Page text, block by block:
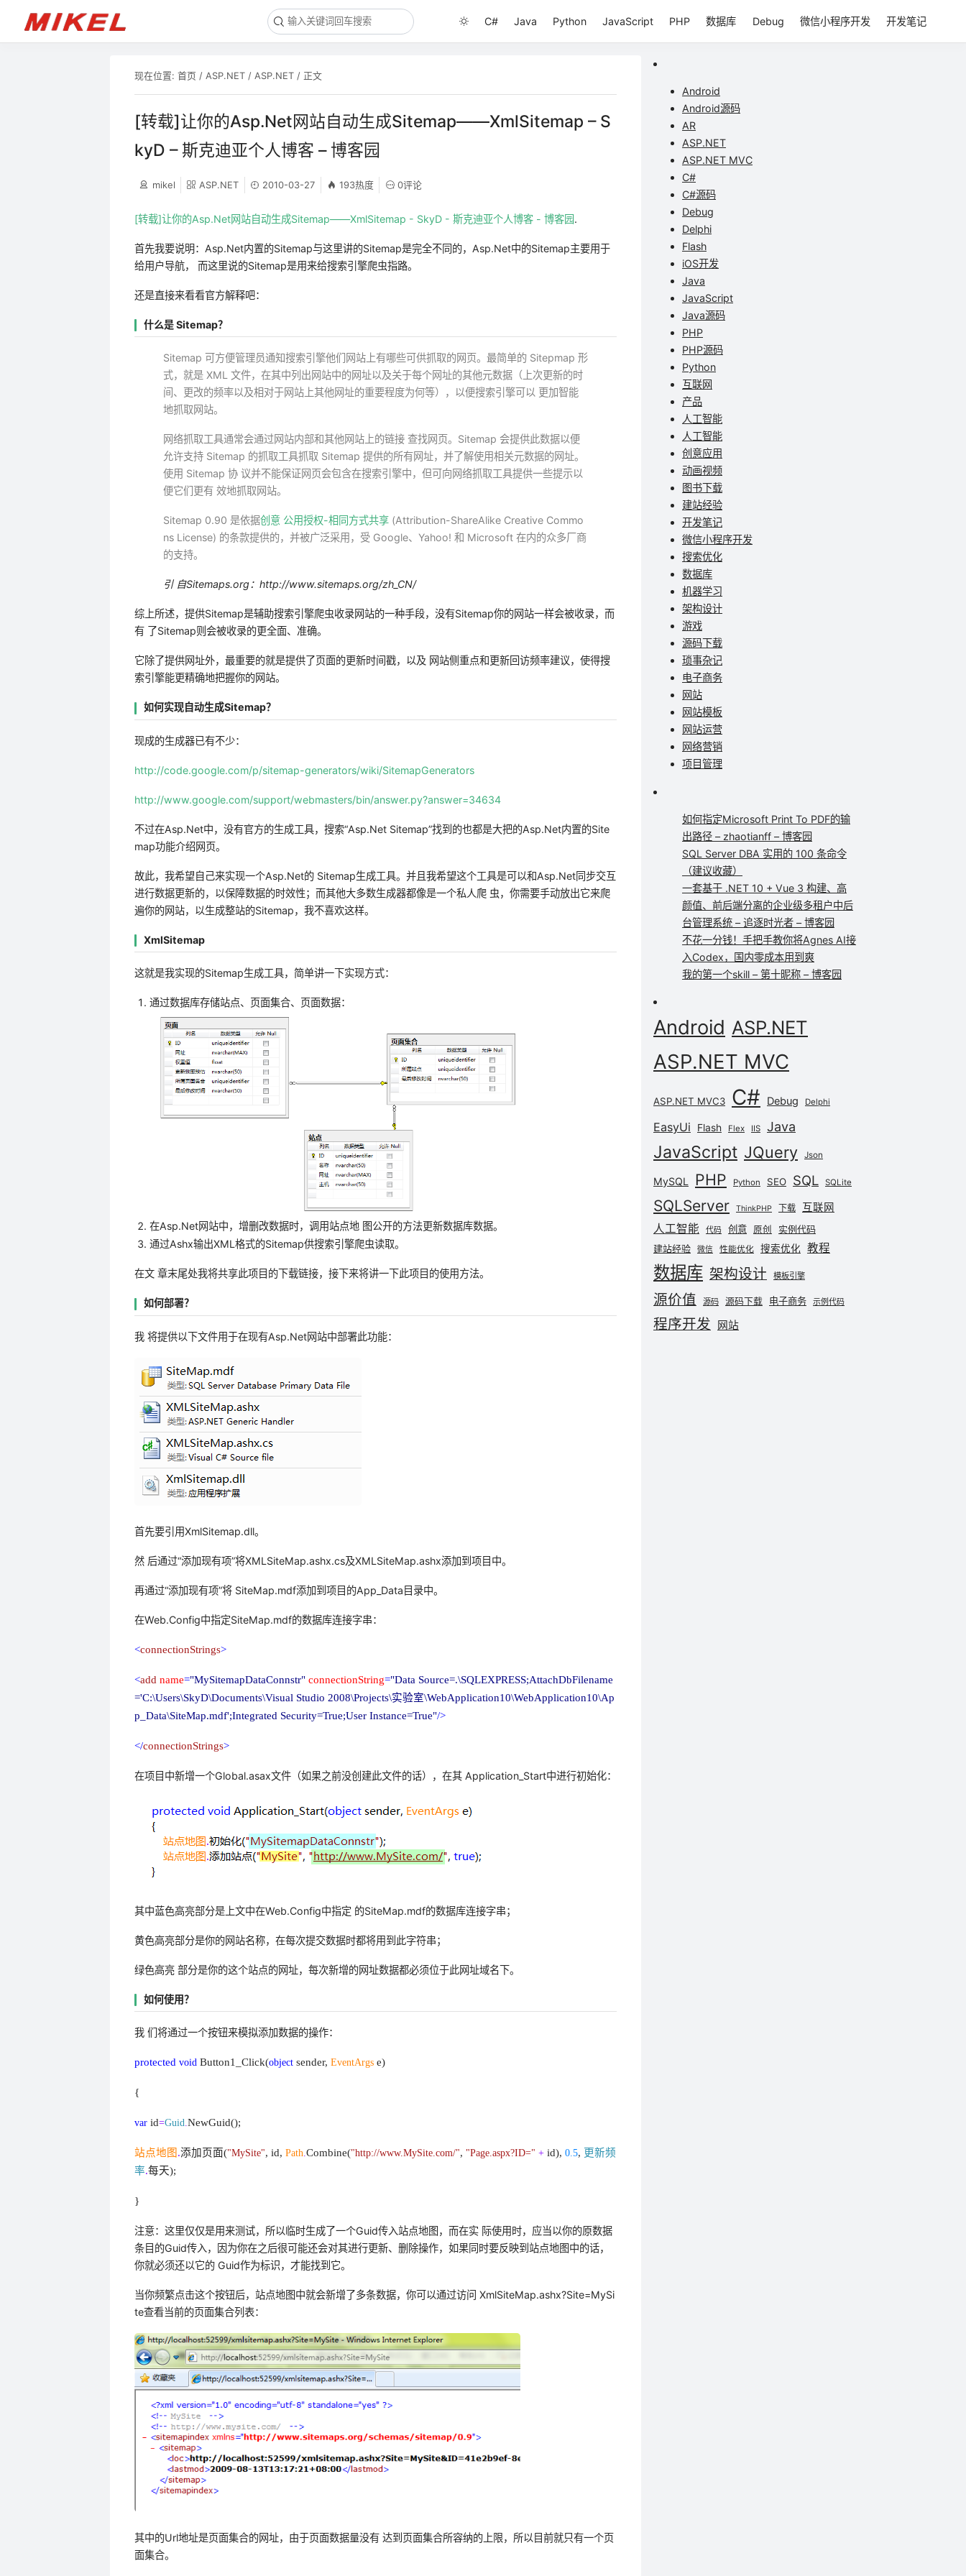
C# Java Python JavaScript PHP 数据库 Debug 微信小程序开发 开发笔记
现在位置: 首页 / ASP.NET/ ASP.NET/ 正文
[转载]让你的Asp.Net网站自动生成Sitemap——XmlSitemap – S
kyD – 斯克迪亚个人博客 – 博客园
mikel ASP.NET 2010-03-27 193热度 0评论
[转载]让你的Asp.Net网站自动生成Sitemap——XmlSitemap - SkyD - 斯克迪亚个人博客 - 博客园.
首先我要说明：Asp.Net内置的Sitemap与这里讲的Sitemap是完全不同的，Asp.Net中的Sitemap主要用于
给用户导航， 而这里说的Sitemap是用来给搜索引擎爬虫指路。
还是直接来看看官方解释吧：
什么是 Sitemap？
Sitemap 可方便管理员通知搜索引擎他们网站上有哪些可供抓取的网页。最简单的 Sitepmap 形
式，就是 XML 文件，在其中列出网站中的网址以及关于每个网址的其他元数据（上次更新的时
间、更改的频率以及相对于网站上其他网址的重要程度为何等），以便搜索引擎可以 更加智能
地抓取网站。
网络抓取工具通常会通过网站内部和其他网站上的链接 查找网页。Sitemap 会提供此数据以便
允许支持 Sitemap 的抓取工具抓取 Sitemap 提供的所有网址，并了解使用相关元数据的网址。
使用 Sitemap 协 议并不能保证网页会包含在搜索引擎中，但可向网络抓取工具提供一些提示以
便它们更有 效地抓取网站。
Sitemap 0.90 是依据创意 公用授权-相同方式共享(Attribution-ShareAlike Creative Commo
ns License) 的条款提供的，并被广泛采用，受 Google、Yahoo! 和 Microsoft 在内的众多厂商
的支持。
引 自Sitemaps.org： http://www.sitemaps.org/zh_CN/
综上所述，提供Sitemap是辅助搜索引擎爬虫收录网站的一种手段，没有Sitemap你的网站一样会被收录，而
有 了Sitemap则会被收录的更全面、准确。
它除了提供网址外，最重要的就是提供了页面的更新时间戳，以及 网站侧重点和更新回访频率建议，使得搜
索引擎能更精确地把握你的网站。
如何实现自动生成Sitemap？
现成的生成器已有不少：
http://code.google.com/p/sitemap-generators/wiki/SitemapGenerators
http://www.google.com/support/webmasters/bin/answer.py?answer=34634
不过在Asp.Net中，没有官方的生成工具，搜索“Asp.Net Sitemap”找到的也都是大把的Asp.Net内置的Site
map功能介绍网页。
故此，我希望自己来实现一个Asp.Net的 Sitemap生成工具。并且我希望这个工具是可以和Asp.Net同步交互
进行数据更新的，以保障数据的时效性；而其他大多数生成器都像是一个私人爬 虫，你需要手动放出它来爬
遍你的网站，以生成整站的Sitemap，我不喜欢这样。
XmlSitemap
这就是我实现的Sitemap生成工具，简单讲一下实现方式：
通过数据库存储站点、页面集合、页面数据：
在Asp.Net网站中，增删改数据时，调用站点地 图公开的方法更新数据库数据。
通过Ashx输出XML格式的Sitemap供搜索引擎爬虫读取。
在文 章末尾处我将共享此项目的下载链接，接下来将讲一下此项目的使用方法。
如何部署？
我 将提供以下文件用于在现有Asp.Net网站中部署此功能：
首先要引用XmlSitemap.dll。
然 后通过“添加现有项”将XMLSiteMap.ashx.cs及XMLSiteMap.ashx添加到项目中。
再通过“添加现有项”将 SiteMap.mdf添加到项目的App_Data目录中。
在Web.Config中指定SiteMap.mdf的数据库连接字串：
<connectionStrings>
<add name="MySitemapDataConnstr" connectionString="Data Source=.\SQLEXPRESS;AttachDbFilename
='C:\Users\SkyD\Documents\Visual Studio 2008\Projects\实验室\WebApplication10\WebApplication10\Ap
p_Data\SiteMap.mdf';Integrated Security=True;User Instance=True"/>
</connectionStrings>
在项目中新增一个Global.asax文件（如果之前没创建此文件的话），在其 Application_Start中进行初始化：
其中蓝色高亮部分是上文中在Web.Config中指定 的SiteMap.mdf的数据库连接字串；
黄色高亮部分是你的网站名称，在每次提交数据时都将用到此字符串；
绿色高亮 部分是你的这个站点的网址，每次新增的网址数据都必须位于此网址域名下。
如何使用？
我 们将通过一个按钮来模拟添加数据的操作：
protected void Button1_Click(objectsender, EventArgse)
{
varid=Guid NewGuid();
站点地图 .添加页面("MySite", id, Path Combine("http://www.MySite.com/", "Page.aspx?ID=" +id), 0.5, 更新频
率.每天);
}
注意：这里仅仅是用来测试，所以临时生成了一个Guid传入站点地图，而在实 际使用时，应当以你的原数据
条目的Guid传入，因为你在之后很可能还会对其进行更新、删除操作，如果同时要反映到站点地图中的话，
你就必须还以它的 Guid作为标识，才能找到它。
当你频繁点击这个按钮后，站点地图中就会新增了多条数据，你可以通过访问 XmlSiteMap.ashx?Site=MySi
te查看当前的页面集合列表：
其中的Url地址是页面集合的网址，由于页面数据量没有 达到页面集合所容纳的上限，所以目前就只有一个页
面集合。
Android
Android源码
AR
ASP.NET
ASP.NET MVC
C#
C#源码
Debug
Delphi
Flash
iOS开发
Java
JavaScript
Java源码
PHP
PHP源码
Python
互联网
产品
人工智能
人工智能
创意应用
动画视频
图书下载
建站经验
开发笔记
微信小程序开发
搜索优化
数据库
机器学习
架构设计
游戏
源码下载
琐事杂记
电子商务
网站
网站模板
网站运营
网络营销
项目管理
如何指定Microsoft Print To PDF的输
出路径 – zhaotianff – 博客园
SQL Server DBA 实用的 100 条命令
（建议收藏）
一套基于 .NET 10 + Vue 3 构建、高
颜值、前后端分离的企业级多租户中后
台管理系统 – 追逐时光者 – 博客园
不花一分钱！手把手教你将Agnes AI接
入Codex，国内零成本用到爽
我的第一个skill – 第十昵称 – 博客园
Android ASP.NET
ASP.NET MVC
ASP.NET MVC3 C# Debug Delphi
EasyUi Flash Flex IIS Java
JavaScript JQuery Json
MySQL PHP Python SEO SQL SQLite
SQLServer ThinkPHP 下载 互联网
人工智能 代码 创意 原创
实例代码
建站经验
微信 性能优化 搜索优化 教程
数据库 架构设计 模板引擎
源价值 源码 源码下载 电子商务 示例代码
程序开发 网站